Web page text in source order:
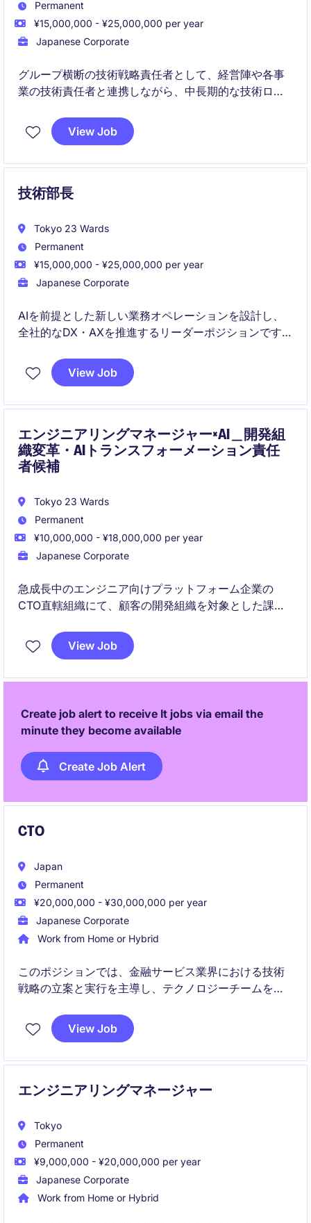
Permanent
¥15,000,000 - ¥25,000,000 per year
Japanese Corporate
グループ横断の技術戦略責任者として、経営陣や各事
業の技術責任者と連携しながら、中長期的な技術ロー
AI・機械学習活用の加速、共通技術基盤の構築、セキ
ュリティ・ガバナンス強化を通じて、既存事業の成長
View Job
技術部長
Tokyo 23 Wards
Permanent
¥15,000,000 - ¥25,000,000 per year
Japanese Corporate
AIを前提とした新しい業務オペレーションを設計し、
全社的なDX・AXを推進するリーダーポジションです。
らAI導入・運用定着までを一気通貫で推進します。
View Job
エンジニアリングマネージャー×AI＿開発組
織変革・AIトランスフォーメーション責任
者候補
Tokyo 23 Wards
Permanent
¥10,000,000 - ¥18,000,000 per year
Japanese Corporate
急成長中のエンジニア向けプラットフォーム企業の
CTO直轄組織にて、顧客の開発組織を対象とした課題
ションです。AI活用や開発プロセス改善を推進しなが
ら、成功事例を標準化し、より多くの組織へ展開して
View Job
Create job alert to receive It jobs via email the
minute they become available
Create Job Alert
CTO
Japan
Permanent
¥20,000,000 - ¥30,000,000 per year
Japanese Corporate
Work from Home or Hybrid
このポジションでは、金融サービス業界における技術
戦略の立案と実行を主導し、テクノロジーチームを率
の成長を支える基盤を構築します。
View Job
エンジニアリングマネージャー
Tokyo
Permanent
¥9,000,000 - ¥20,000,000 per year
Japanese Corporate
Work from Home or Hybrid